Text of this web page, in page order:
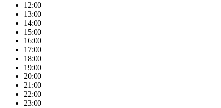
12:00
13:00
14:00
15:00
16:00
17:00
18:00
19:00
20:00
21:00
22:00
23:00